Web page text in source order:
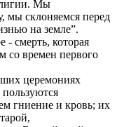
Мы
мы склоняемся перед
на земле”.
- смерть, которая
со времен первого
церемониях
гниение и кровь; их